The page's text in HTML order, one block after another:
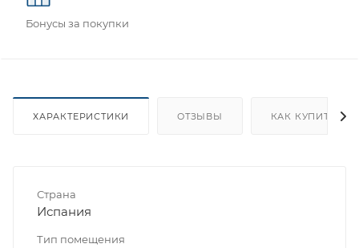
Бонусы за покупки
ХАРАКТЕРИСТИКИ ОТЗЫВЫ КАК КУПИТЬ
Страна
Испания
Тип помещения